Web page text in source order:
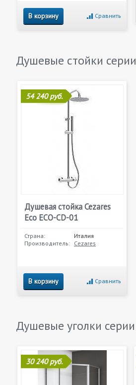
В корзину Сравнить
Душевые стойки серии
54 240 руб.
Душевая стойка Cezares
Eco ECO-CD-01
Страна:
Италия
Производитель: Cezares
В корзину Сравнить
Душевые уголки серии
30 240 руб.